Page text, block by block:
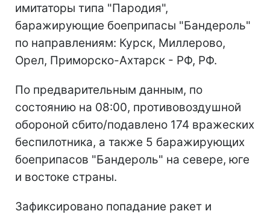
имитаторы типа "Пародия",
баражирующие боеприпасы "Бандероль"
по направлениям: Курск, Миллерово,
Орел, Приморско-Ахтарск - РФ, РФ.
По предварительным данным, по
состоянию на 08:00, противовоздушной
обороной сбито/подавлено 174 вражеских
беспилотника, а также 5 баражирующих
боеприпасов "Бандероль" на севере, юге
и востоке страны.
Зафиксировано попадание ракет и